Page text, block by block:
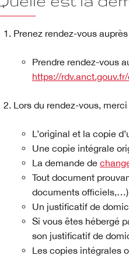
Prenez rendez-vous
Prendre rendez-vous
https://
Lors du rendez-vous,
L’original et la copie
Une copie intégrale
La demande de
Tout document
documents officiels,…)
Un justificatif de
Si vous êtes hébergé
son justificatif de
Les copies intégrales